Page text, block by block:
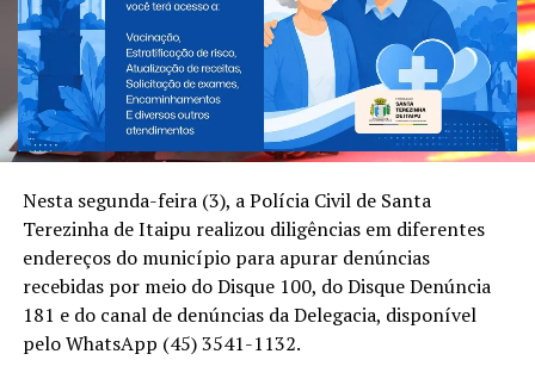
Nesta segunda-feira (3), a Polícia Civil de Santa
Terezinha de Itaipu realizou diligências em diferentes
endereços do município para apurar denúncias
recebidas por meio do Disque 100, do Disque Denúncia
181 e do canal de denúncias da Delegacia, disponível
pelo WhatsApp (45) 3541-1132.